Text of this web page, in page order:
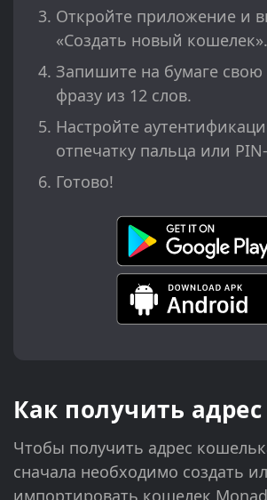
Откройте приложение и
«Создать новый кошелек».
Запишите на бумаге свою
фразу из 12 слов.
Настройте
отпечатку пальца или
Готово!
Как получить
Чтобы получить адрес
сначала необходимо создать
импортировать кошелек